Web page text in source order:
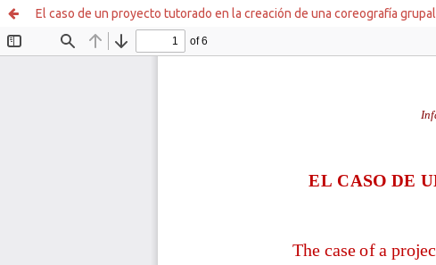
El caso de un proyecto tutorado en la creación de una coreografía grupal